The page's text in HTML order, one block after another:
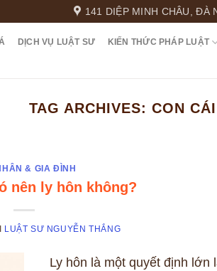
141 DIỆP MINH CHÂU, ĐÀ
DỊCH VỤ LUẬT SƯ KIẾN THỨC PHÁP LUẬT
TAG ARCHIVES:CON CÁI
& GIA ĐÌNH
nên ly hôn không?
LUẬT SƯ NGUYỄN THẮNG
Ly hôn là một quyết định lớn